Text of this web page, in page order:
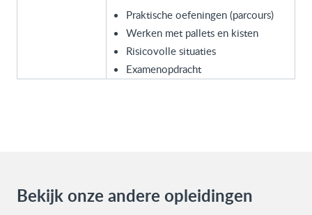
Praktische oefeningen (parcours)
Werken met pallets en kisten
Risicovolle situaties
Examenopdracht
Bekijk onze andere opleidingen